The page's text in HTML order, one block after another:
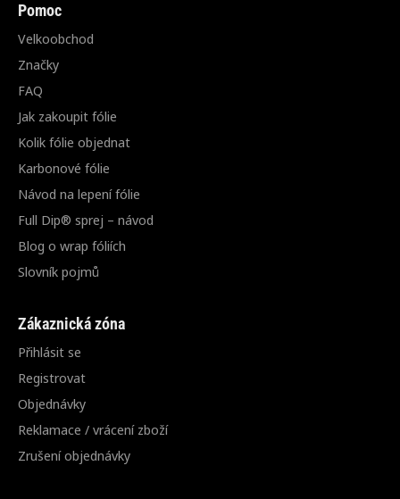
Pomoc
Velkoobchod
Značky
FAQ
Jak zakoupit fólie
Kolik fólie objednat
Karbonové fólie
Návod na lepení fólie
Full Dip® sprej – návod
Blog o wrap fóliích
Slovník pojmů
Zákaznická zóna
Přihlásit se
Registrovat
Objednávky
Reklamace / vrácení zboží
Zrušení objednávky